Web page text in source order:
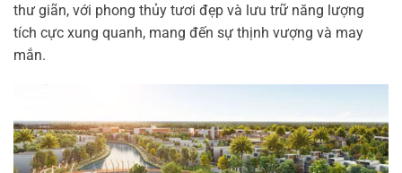
thư giãn, với phong thủy tươi đẹp và lưu trữ năng lượng
tích cực xung quanh, mang đến sự thịnh vượng và may
mắn.